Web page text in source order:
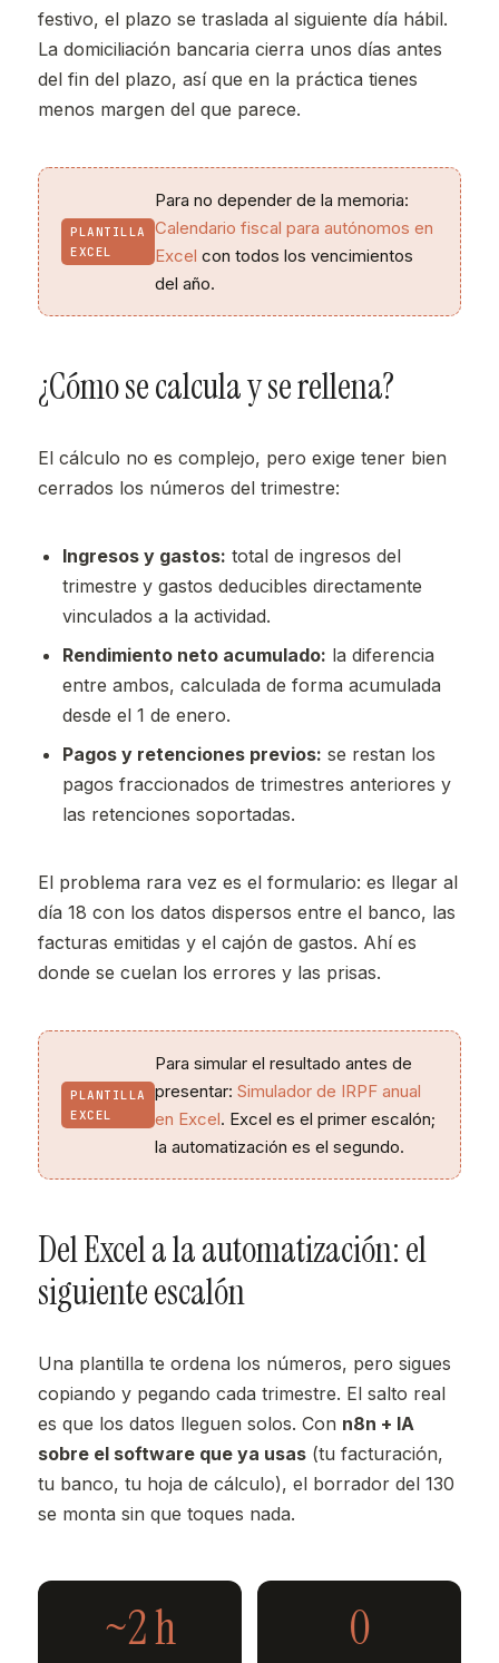
festivo, el plazo se traslada al siguiente día hábil.
La domiciliación bancaria cierra unos días antes
del fin del plazo, así que en la práctica tienes
menos margen del que parece.
PLANTILLA
EXCEL
Para no depender de la memoria:
Calendario fiscal para autónomos en
Excel con todos los vencimientos
del año.
¿Cómo se calcula y se rellena?
El cálculo no es complejo, pero exige tener bien
cerrados los números del trimestre:
Ingresos y gastos: total de ingresos del
trimestre y gastos deducibles directamente
vinculados a la actividad.
Rendimiento neto acumulado: la diferencia
entre ambos, calculada de forma acumulada
desde el 1 de enero.
Pagos y retenciones previos: se restan los
pagos fraccionados de trimestres anteriores y
las retenciones soportadas.
El problema rara vez es el formulario: es llegar al
día 18 con los datos dispersos entre el banco, las
facturas emitidas y el cajón de gastos. Ahí es
donde se cuelan los errores y las prisas.
PLANTILLA
EXCEL
Para simular el resultado antes de
presentar: Simulador de IRPF anual
en Excel. Excel es el primer escalón;
la automatización es el segundo.
Del Excel a la automatización: el
siguiente escalón
Una plantilla te ordena los números, pero sigues
copiando y pegando cada trimestre. El salto real
es que los datos lleguen solos. Con n8n + IA
sobre el software que ya usas (tu facturación,
tu banco, tu hoja de cálculo), el borrador del 130
se monta sin que toques nada.
~2 h 0